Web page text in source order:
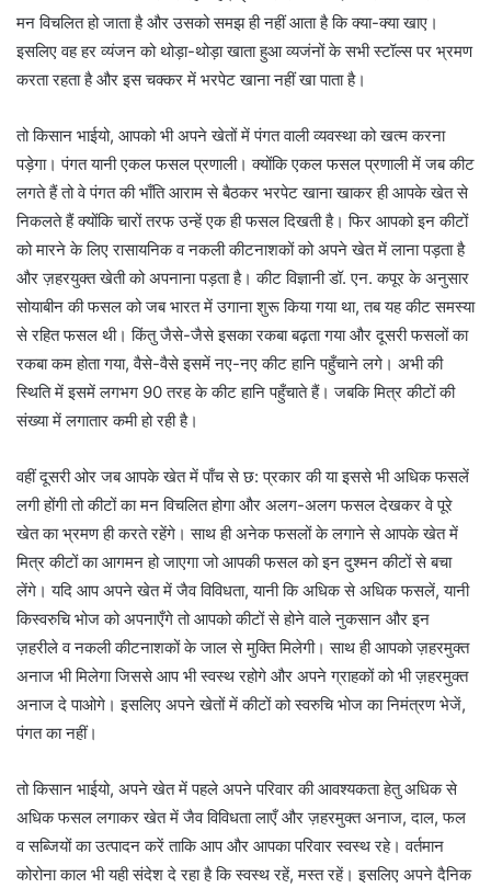
मन विचलित हो जाता है और उसको समझ ही नहीं आता है कि क्या-क्या खाए।
इसलिए वह हर व्यंजन को थोड़ा-थोड़ा खाता हुआ व्यजंनों के सभी स्टॉल्स पर भ्रमण
करता रहता है और इस चक्कर में भरपेट खाना नहीं खा पाता है।
तो किसान भाईयो, आपको भी अपने खेतों में पंगत वाली व्यवस्था को खत्म करना
पड़ेगा। पंगत यानी एकल फसल प्रणाली। क्योंकि एकल फसल प्रणाली में जब कीट
लगते हैं तो वे पंगत की भाँति आराम से बैठकर भरपेट खाना खाकर ही आपके खेत से
निकलते हैं क्योंकि चारों तरफ उन्हें एक ही फसल दिखती है। फिर आपको इन कीटों
को मारने के लिए रासायनिक व नकली कीटनाशकों को अपने खेत में लाना पड़ता है
और ज़हरयुक्त खेती को अपनाना पड़ता है। कीट विज्ञानी डॉ. एन. कपूर के अनुसार
सोयाबीन की फसल को जब भारत में उगाना शुरू किया गया था, तब यह कीट समस्या
से रहित फसल थी। किंतु जैसे-जैसे इसका रकबा बढ़ता गया और दूसरी फसलों का
रकबा कम होता गया, वैसे-वैसे इसमें नए-नए कीट हानि पहुँचाने लगे। अभी की
स्थिति में इसमें लगभग 90 तरह के कीट हानि पहुँचाते हैं। जबकि मित्र कीटों की
संख्या में लगातार कमी हो रही है।
वहीं दूसरी ओर जब आपके खेत में पाँच से छ: प्रकार की या इससे भी अधिक फसलें
लगी होंगी तो कीटों का मन विचलित होगा और अलग-अलग फसल देखकर वे पूरे
खेत का भ्रमण ही करते रहेंगे। साथ ही अनेक फसलों के लगाने से आपके खेत में
मित्र कीटों का आगमन हो जाएगा जो आपकी फसल को इन दुश्मन कीटों से बचा
लेंगे। यदि आप अपने खेत में जैव विविधता, यानी कि अधिक से अधिक फसलें, यानी
किस्वरुचि भोज को अपनाएँगे तो आपको कीटों से होने वाले नुकसान और इन
ज़हरीले व नकली कीटनाशकों के जाल से मुक्ति मिलेगी। साथ ही आपको ज़हरमुक्त
अनाज भी मिलेगा जिससे आप भी स्वस्थ रहोगे और अपने ग्राहकों को भी ज़हरमुक्त
अनाज दे पाओगे। इसलिए अपने खेतों में कीटों को स्वरुचि भोज का निमंत्रण भेजें,
पंगत का नहीं।
तो किसान भाईयो, अपने खेत में पहले अपने परिवार की आवश्यकता हेतु अधिक से
अधिक फसल लगाकर खेत में जैव विविधता लाएँ और ज़हरमुक्त अनाज, दाल, फल
व सब्जियों का उत्पादन करें ताकि आप और आपका परिवार स्वस्थ रहे। वर्तमान
कोरोना काल भी यही संदेश दे रहा है कि स्वस्थ रहें, मस्त रहें। इसलिए अपने दैनिक